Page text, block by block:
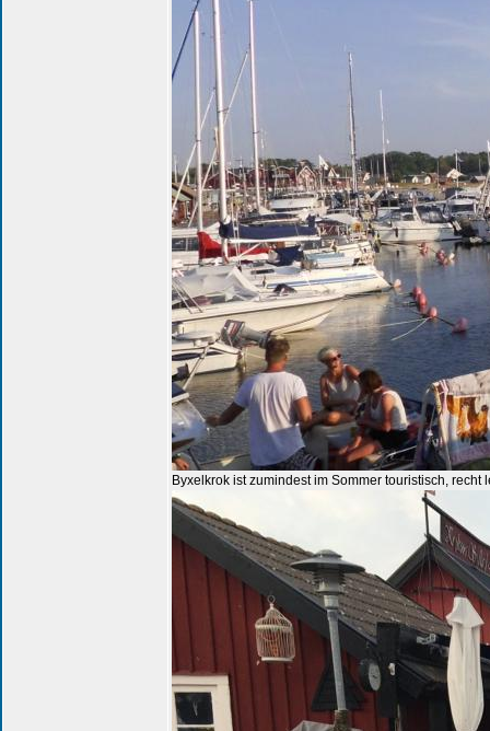
Byxelkrok ist zumindest im Sommer touristisch,